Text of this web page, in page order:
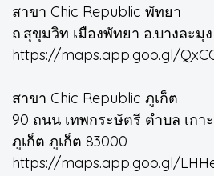
สาขา Chic Republic พัทยา
ถ.สุขุมวิท เมืองพัทยา อ.บางละมุ
https://maps.app.goo.gl/
สาขา Chic Republic ภูเก็ต
90 ถนน เทพกระษัตรี ตำบล เกา
ภูเก็ต ภูเก็ต 83000
https://maps.app.goo.gl/